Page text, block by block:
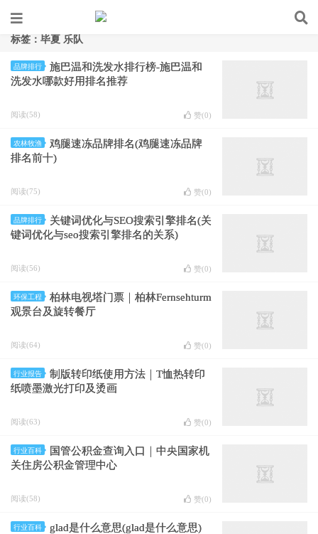
标签：毕夏 乐队
品牌排行
施巴温和洗发水排行榜-施巴温和
洗发水哪款好用排名推荐
阅读(58) 赞(0)
农林牧渔
鸡腿速冻品牌排名(鸡腿速冻品牌
排名前十)
阅读(75) 赞(0)
品牌排行
关键词优化与SEO搜索引擎排名(关
键词优化与seo搜索引擎排名的关系)
阅读(56) 赞(0)
环保工程
柏林电视塔门票｜柏林Fernsehturm
观景台及旋转餐厅
阅读(64) 赞(0)
行业报告
制版转印纸使用方法｜T恤热转印
纸喷墨激光打印及烫画
阅读(63) 赞(0)
行业百科
国管公积金查询入口｜中央国家机
关住房公积金管理中心
阅读(58) 赞(0)
行业百科 glad是什么意思(glad是什么意思)